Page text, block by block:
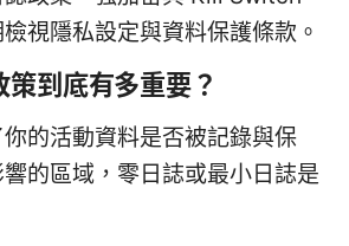
視隱私設定與資料保護條款。
到底有多重要？
的活動資料是否被記錄與保
的區域，零日誌或最小日誌是